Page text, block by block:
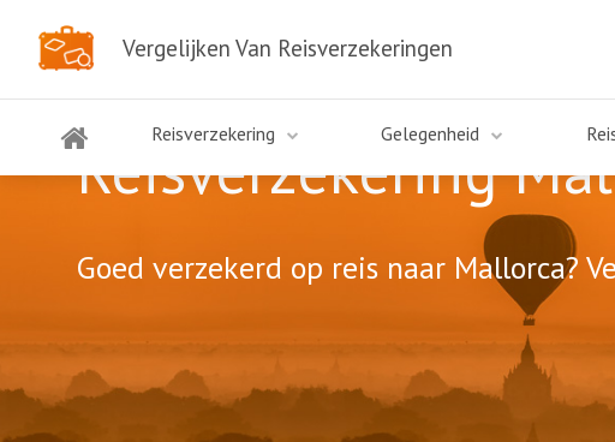
Vergelijken Van Reisverzekeringen
Reisverzekering Gelegenheid
Reisverzekering
Goed verzekerd op reis naar Mallorca?